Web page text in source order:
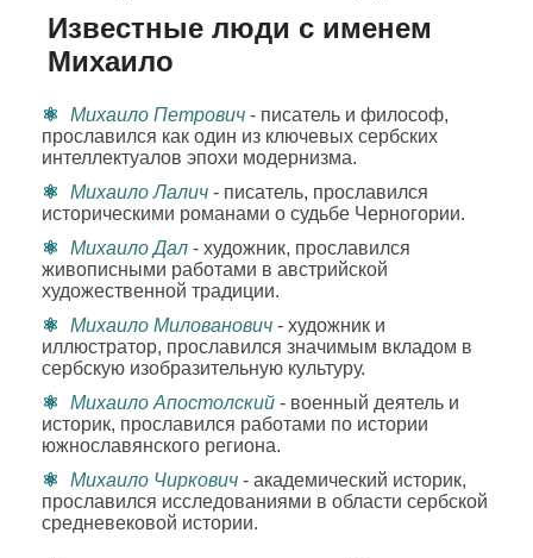
Известные люди с именем
Михаило
Михаило Петрович - писатель и философ,
прославился как один из ключевых сербских
интеллектуалов эпохи модернизма.
Михаило Лалич - писатель, прославился
историческими романами о судьбе Черногории.
Михаило Дал - художник, прославился
живописными работами в австрийской
художественной традиции.
Михаило Милованович - художник и
иллюстратор, прославился значимым вкладом в
сербскую изобразительную культуру.
Михаило Апостолский - военный деятель и
историк, прославился работами по истории
южнославянского региона.
Михаило Чиркович - академический историк,
прославился исследованиями в области сербской
средневековой истории.